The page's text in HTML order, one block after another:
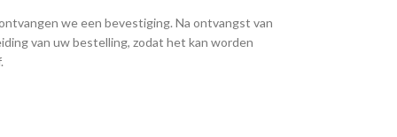
we een bevestiging. Na ontvangst van
van uw bestelling, zodat het kan worden